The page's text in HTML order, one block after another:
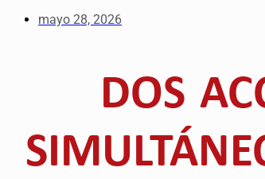
mayo 28, 2026
DOS